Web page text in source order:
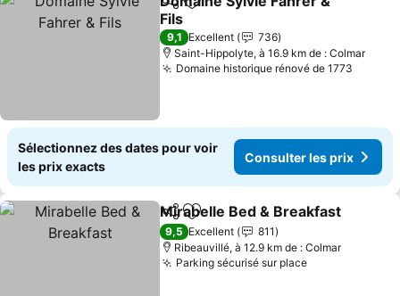
PartagerAjouter à mes favoris
Fils
9,1 Excellent
736
Saint-Hippolyte, à 16.9 km de : Colmar
Domaine historique rénové de 1773
Sélectionnez des dates pour voir
les prix exacts
Consulter les prix
PartagerAjouter à mes favoris
Mirabelle Bed & Breakfast
9,5 Excellent
811
Ribeauvillé, à 12.9 km de : Colmar
Parking sécurisé sur place